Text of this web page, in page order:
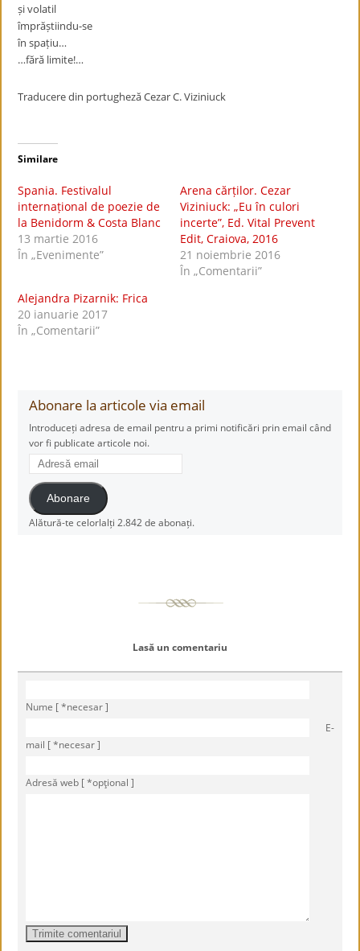
și volatil
împrăștiindu-se
în spațiu…
…fără limite!…
Traducere din portugheză Cezar C. Viziniuck
Similare
Spania. Festivalul
internațional de poezie de
la Benidorm & Costa Blanc
13 martie 2016
În „Evenimente”
Arena cărților. Cezar
Viziniuck: „Eu în culori
incerte”, Ed. Vital Prevent
Edit, Craiova, 2016
21 noiembrie 2016
În „Comentarii”
Alejandra Pizarnik: Frica
20 ianuarie 2017
În „Comentarii”
Abonare la articole via email
Introduceți adresa de email pentru a primi notificări prin email când
vor fi publicate articole noi.
Adresă
email
Abonare
Alătură-te celorlalți 2.842 de abonați.
Lasă un comentariu
Nume [ *necesar ]
E-
mail [ *necesar ]
Adresă web [ *opţional ]